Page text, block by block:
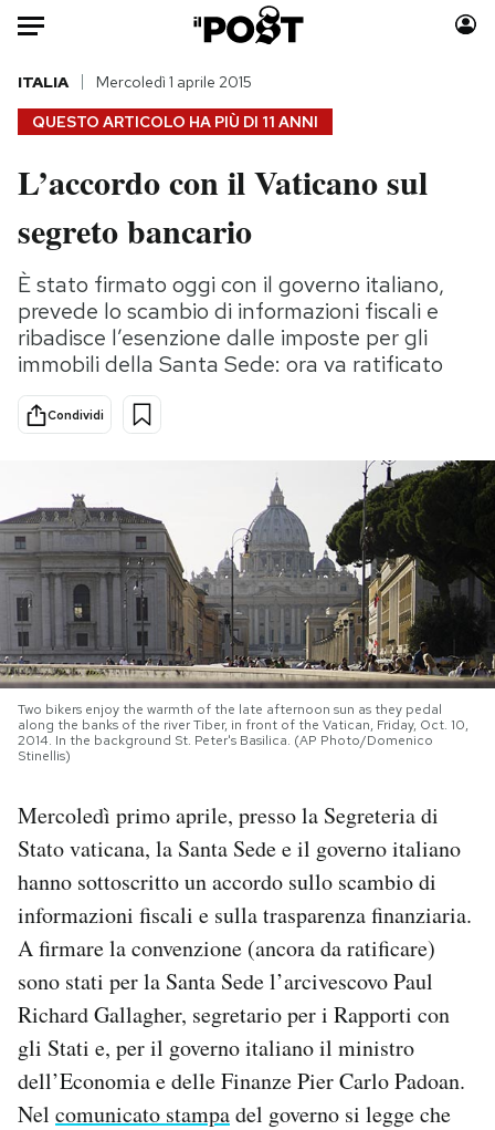
HOME
Italia
Politica
Tecnologia
Internet
Scienza
Cultura
Economia
Moda
Storie/Idee
Ok Boomer!
Media
Europa
PODCAST
NEWSLETTER
I MIEI PREFERITI
SHOP
CALENDARIO
AREA PERSONALE
Area Personale
Newsletter
Notifiche mobile
Regala il Post
Hai bisogno di aiuto?
Esci
QUESTO ARTICOLO HA PIÙ DI 11 ANNI
ITALIA Mercoledì 1 aprile 2015
L’accordo con il Vaticano sul
segreto bancario
È stato firmato oggi con il governo italiano,
prevede lo scambio di informazioni fiscali e
ribadisce l’esenzione dalle imposte per gli
immobili della Santa Sede: ora va ratificato
Condividi
Two bikers enjoy the warmth of the late afternoon sun as they pedal
along the banks of the river Tiber, in front of the Vatican, Friday, Oct. 10,
2014. In the background St. Peter's Basilica. (AP Photo/Domenico
Stinellis)
Mercoledì primo aprile, presso la Segreteria di
Stato vaticana, la Santa Sede e il governo italiano
hanno sottoscritto un accordo sullo scambio di
informazioni fiscali e sulla trasparenza finanziaria.
A firmare la convenzione (ancora da ratificare)
sono stati per la Santa Sede l’arcivescovo Paul
Richard Gallagher, segretario per i Rapporti con
gli Stati e, per il governo italiano il ministro
dell’Economia e delle Finanze Pier Carlo Padoan.
Nel comunicato stampadel governo si legge che